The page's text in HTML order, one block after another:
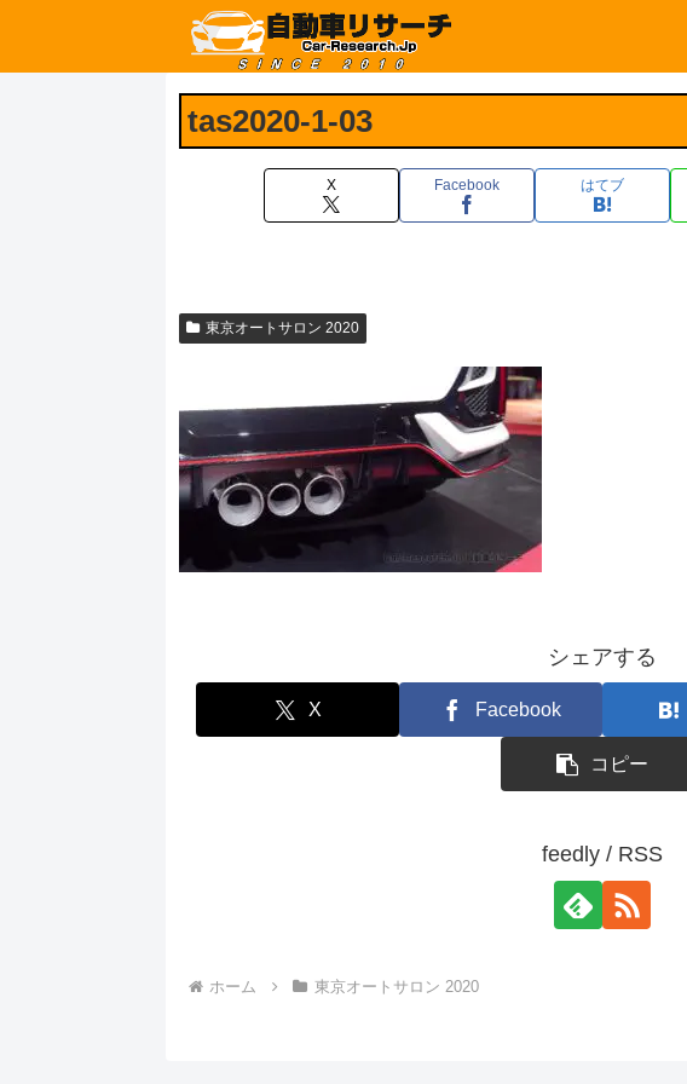
tas2020-1-03
X Facebook はてブ
東京オートサロン 2020
シェアする
X Facebook
コピー
feedly / RSS
ホーム 東京オートサロン 2020